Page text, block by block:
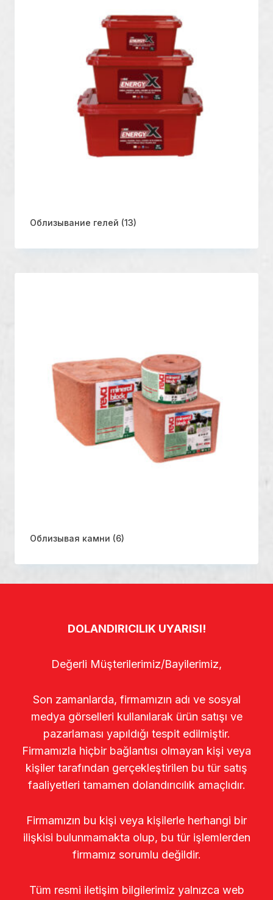
Облизывание гелей (13)
Облизывая камни (6)
DOLANDIRICILIK UYARISI!
Değerli Müşterilerimiz/Bayilerimiz,
Son zamanlarda, firmamızın adı ve sosyal
medya görselleri kullanılarak ürün satışı ve
pazarlaması yapıldığı tespit edilmiştir.
Firmamızla hiçbir bağlantısı olmayan kişi veya
kişiler tarafından gerçekleştirilen bu tür satış
faaliyetleri tamamen dolandırıcılık amaçlıdır.
Firmamızın bu kişi veya kişilerle herhangi bir
ilişkisi bulunmamakta olup, bu tür işlemlerden
firmamız sorumlu değildir.
Tüm resmi iletişim bilgilerimiz yalnızca web